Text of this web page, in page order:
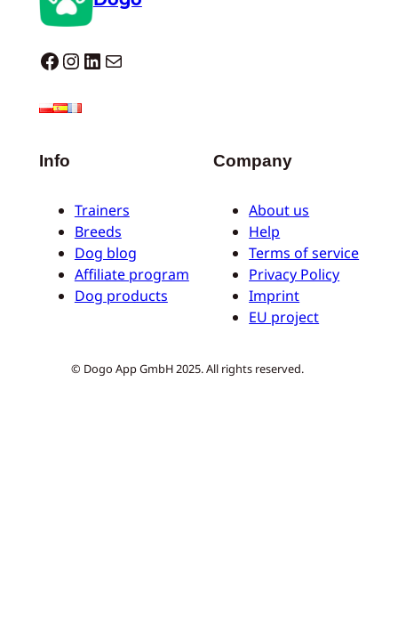
Dogo facebook InstagramLinkedIn E-mail
Info
Trainers
Breeds
Dog blog
Affiliate program
Dog products
Company
About us
Help
Terms of service
Privacy Policy
Imprint
EU project
© Dogo App GmbH 2025. All rights reserved.